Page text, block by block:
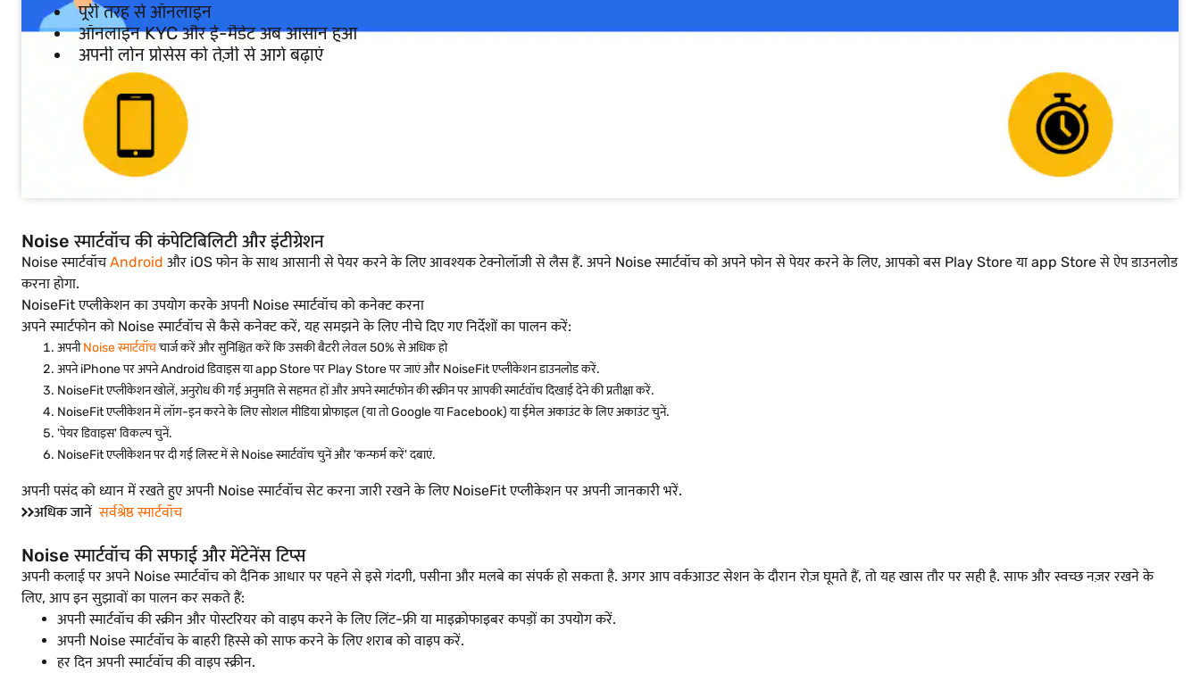
पूरी तरह से ऑनलाइन
ऑनलाइन KYC और ई-मैंडेट अब आसान हुआ
अपनी लोन प्रोसेस को तेज़ी से आगे बढ़ाएं
Noise स्मार्टवॉच की कंपेटिबिलिटी और इंटीग्रेशन
Noise स्मार्टवॉचAndroid और iOS फोन के साथ आसानी से पेयर करने के लिए आवश्यक टेक्नोलॉजी से लैस हैं. अपने Noise स्मार्टवॉच को अपने फोन से पेयर करने के लिए, आपको बस Play Store या app Store से ऐप डाउनलोड
करना होगा.
NoiseFit एप्लीकेशन का उपयोग करके अपनी Noise स्मार्टवॉच को कनेक्ट करना
अपने स्मार्टफोन को Noise स्मार्टवॉच से कैसे कनेक्ट करें, यह समझने के लिए नीचे दिए गए निर्देशों का पालन करें:
अपनीNoise स्मार्टवॉचचार्ज करें और सुनिश्चित करें कि उसकी बैटरी लेवल 50% से अधिक हो
अपने iPhone पर अपने Android डिवाइस या app Store पर Play Store पर जाएं और NoiseFit एप्लीकेशन डाउनलोड करें.
NoiseFit एप्लीकेशन खोलें, अनुरोध की गई अनुमति से सहमत हों और अपने स्मार्टफोन की स्क्रीन पर आपकी स्मार्टवॉच दिखाई देने की प्रतीक्षा करें.
NoiseFit एप्लीकेशन में लॉग-इन करने के लिए सोशल मीडिया प्रोफाइल (या तो Google या Facebook) या ईमेल अकाउंट के लिए अकाउंट चुनें.
'पेयर डिवाइस' विकल्प चुनें.
NoiseFit एप्लीकेशन पर दी गई लिस्ट में से Noise स्मार्टवॉच चुनें और 'कन्फर्म करें' दबाएं.
अपनी पसंद को ध्यान में रखते हुए अपनी Noise स्मार्टवॉच सेट करना जारी रखने के लिए NoiseFit एप्लीकेशन पर अपनी जानकारी भरें.
अधिक जानें सर्वश्रेष्ठ स्मार्टवॉच
Noise स्मार्टवॉच की सफाई और मेंटेनेंस टिप्स
अपनी कलाई पर अपने Noise स्मार्टवॉच को दैनिक आधार पर पहने से इसे गंदगी, पसीना और मलबे का संपर्क हो सकता है. अगर आप वर्कआउट सेशन के दौरान रोज़ घूमते हैं, तो यह खास तौर पर सही है. साफ और स्वच्छ नज़र रखने के
लिए, आप इन सुझावों का पालन कर सकते हैं:
अपनी स्मार्टवॉच की स्क्रीन और पोस्टरियर को वाइप करने के लिए लिंट-फ्री या माइक्रोफाइबर कपड़ों का उपयोग करें.
अपनी Noise स्मार्टवॉच के बाहरी हिस्से को साफ करने के लिए शराब को वाइप करें.
हर दिन अपनी स्मार्टवॉच की वाइप स्क्रीन.